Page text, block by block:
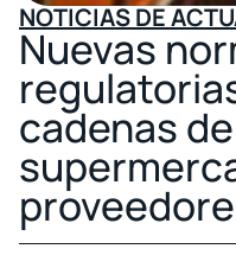
NOTICIAS DE
Nuevas
cadenas de